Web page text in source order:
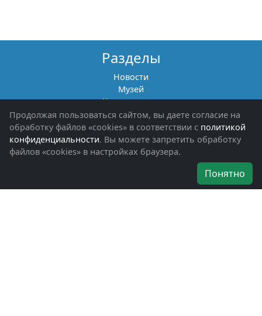
Разделы
Новости
Музей
Книги памяти
Фотоальбомы
Обращения граждан
Помощь участникам СВО и их семьям
Об организации
Наши награды
Продолжая пользоваться сайтом, вы даете согласие на
обработку файлов «cookies» в соответствии с политикой
конфиденциальности. Вы можете запретить обработку
файлов «cookies» в настройках браузера.
Понятно